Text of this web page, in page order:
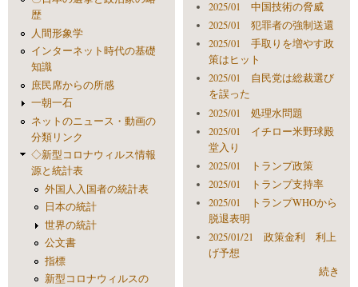
歴
人間形象学
インターネット時代の基礎
知識
庶民席からの所感
一朝一石
ネットのニュース・動画の
分類リンク
◇新型コロナウィルス情報
源と統計表
外国人入国者の統計表
日本の統計
世界の統計
公文書
指標
新型コロナウィルスの
2025/01 中国技術の脅威
2025/01 犯罪者の強制送還
2025/01 手取りを増やす政
策はヒット
2025/01 自民党は総裁選び
を誤った
2025/01 処理水問題
2025/01 イチロー米野球殿
堂入り
2025/01 トランプ政策
2025/01 トランプ支持率
2025/01 トランプWHOから
脱退表明
2025/01/21 政策金利 利上
げ予想
続き